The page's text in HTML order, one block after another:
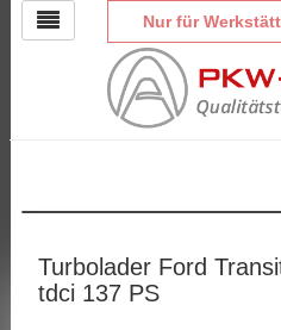
Nur für
Turbolader Ford
tdci 137 PS